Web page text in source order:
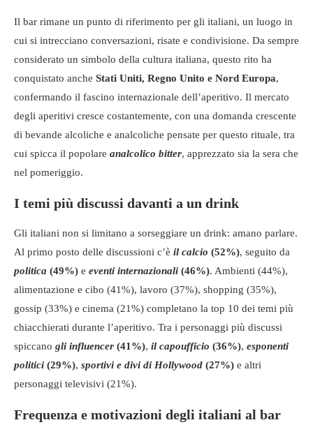
Il bar rimane un punto di riferimento per gli italiani, un luogo in
cui si intrecciano conversazioni, risate e condivisione. Da sempre
considerato un simbolo della cultura italiana, questo rito ha
conquistato anche Stati Uniti, Regno Unito e Nord Europa,
confermando il fascino internazionale dell’aperitivo. Il mercato
degli aperitivi cresce costantemente, con una domanda crescente
di bevande alcoliche e analcoliche pensate per questo rituale, tra
cui spicca il popolare analcolico bitter, apprezzato sia la sera che
nel pomeriggio.
I temi più discussi davanti a un drink
Gli italiani non si limitano a sorseggiare un drink: amano parlare.
Al primo posto delle discussioni c’è il calcio (52%), seguito da
politica (49%) e eventi internazionali (46%). Ambienti (44%),
alimentazione e cibo (41%), lavoro (37%), shopping (35%),
gossip (33%) e cinema (21%) completano la top 10 dei temi più
chiacchierati durante l’aperitivo. Tra i personaggi più discussi
spiccano gli influencer (41%), il capoufficio (36%), esponenti
politici (29%), sportivi e divi di Hollywood (27%) e altri
personaggi televisivi (21%).
Frequenza e motivazioni degli italiani al bar